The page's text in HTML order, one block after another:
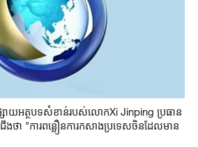
សាយអត្ថបទសំខាន់របស់លោកXi Jinping ប្រធាន
ថា "ការពន្លឿនការកសាងប្រទេសចិនដែលមាន